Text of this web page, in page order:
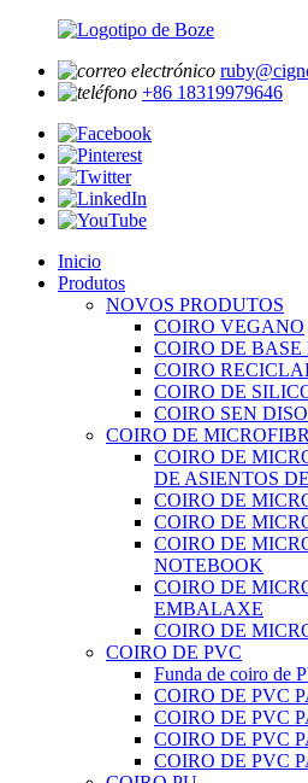
+86 18319979646
Inicio
Produtos
NOVOS PRODUTOS
COIRO VEGANO
COIRO DE
COIRO
COIRO DE
COIRO SEN
COIRO DE
COIRO DE
DE ASIENTOS
COIRO DE
COIRO DE
COIRO DE
NOTEBOOK
COIRO DE
EMBALAXE
COIRO DE
COIRO DE PVC
Funda de coiro de
COIRO DE PVC
COIRO DE PVC
COIRO DE PVC
COIRO DE PVC